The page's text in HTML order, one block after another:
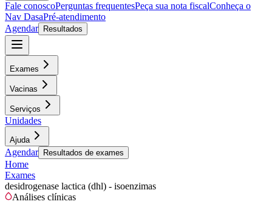
Fale conoscoPerguntas frequentesPeça sua nota fiscalConheça o
Nav DasaPré-atendimento
Agendar
Resultados
Exames
Vacinas
Serviços
Unidades
Ajuda
Agendar Resultados de exames
Home
Exames
desidrogenase lactica (dhl) - isoenzimas
Análises clínicas